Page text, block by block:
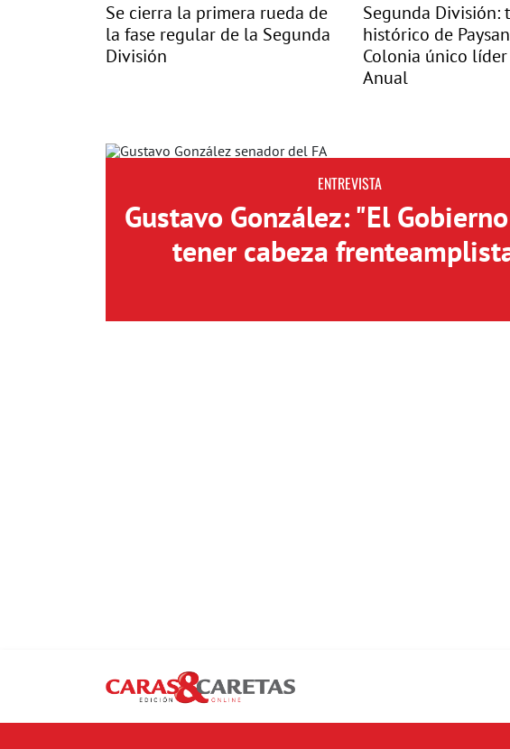
Se cierra la primera rueda de
la fase regular de la Segunda
División
Segunda División:
histórico de
Colonia único
Anual
ENTREVISTA
Gustavo González: "El
tener cabeza